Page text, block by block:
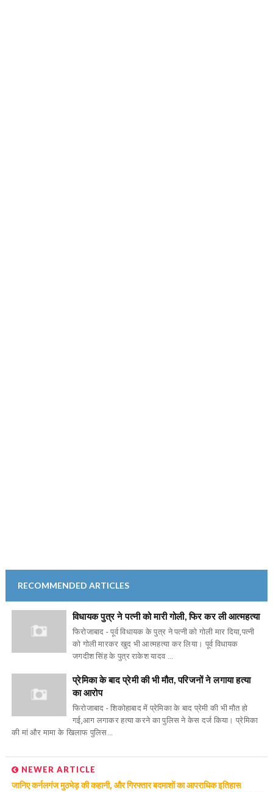
RECOMMENDED ARTICLES
विधायक पुत्र ने पत्नी को मारी गोली, फिर कर ली आत्महत्या
फिरोजाबाद - पूर्व विधायक के पुत्र ने पत्नी को गोली मार दिया,पत्नी
को गोली मारकर खुद भी आत्महत्या कर लिया। पूर्व विधायक
जगदीश सिंह के पुत्र राकेश यादव ...
प्रेमिका के बाद प्रेमी की भी मौत, परिजनों ने लगाया हत्या
का आरोप
फिरोजाबाद - शिकोहाबाद में प्रेमिका के बाद प्रेमी की भी मौत हो
गई,आग लगाकर हत्या करने का पुलिस ने केस दर्ज किया। प्रेमिका
की मां और मामा के खिलाफ पुलिस...
NEWER ARTICLE
जानिए कर्नलगंज मुठभेड़ की कहानी, और गिरफ्तार बदमाशों का आपराधिक इतिहास